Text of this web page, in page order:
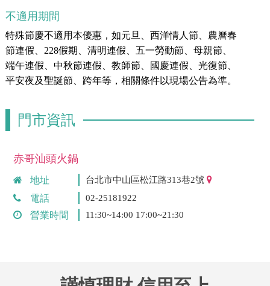
不適用期間
特殊節慶不適用本優惠，如元旦、西洋情人節、農曆春
節連假、228假期、清明連假、五一勞動節、母親節、
端午連假、中秋節連假、教師節、國慶連假、光復節、
平安夜及聖誕節、跨年等，相關條件以現場公告為準。
門市資訊
赤哥汕頭火鍋
地址 台北市中山區松江路313巷2號
電話 02-25181922
營業時間 11:30~14:00 17:00~21:30